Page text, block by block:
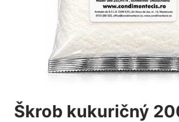
Škrob kukuričný